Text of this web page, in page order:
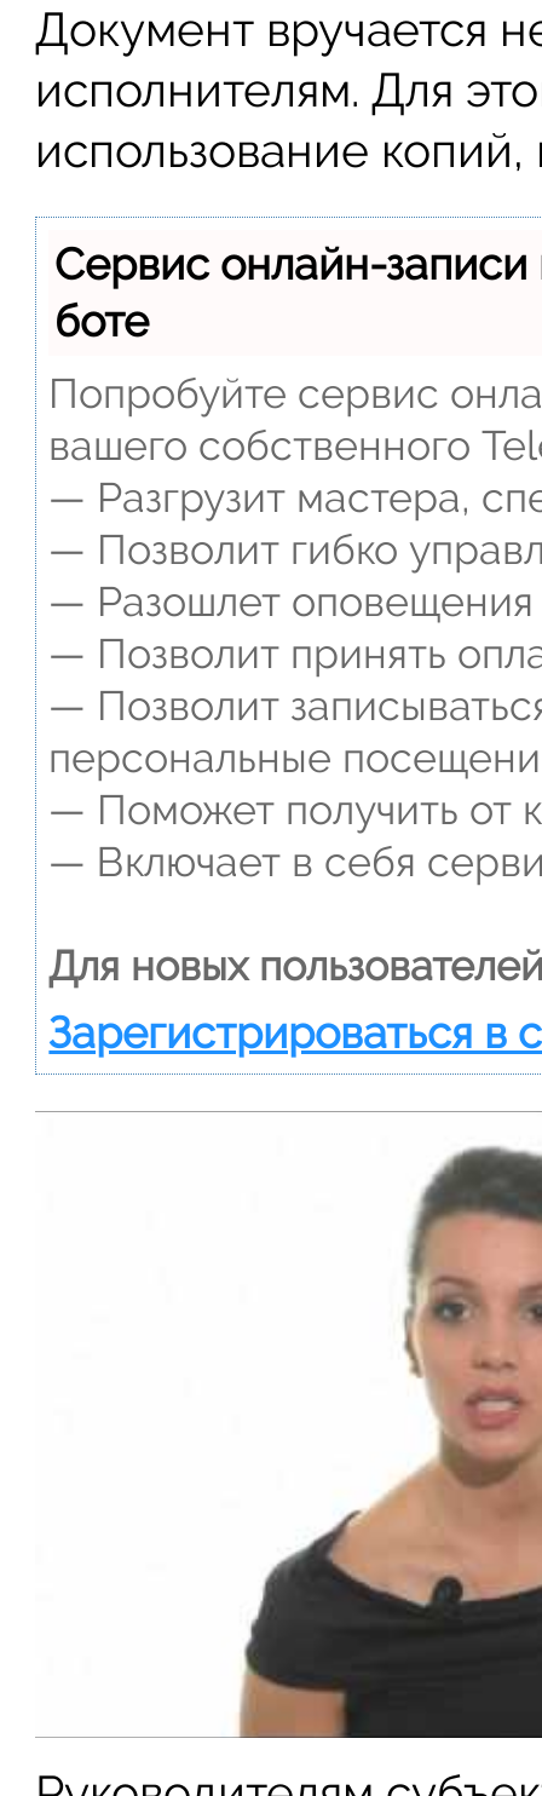
Документ вручается
исполнителям. Для
использование копий,
Сервис онлайн-
боте
Попробуйте сервис
вашего собственного
— Разгрузит мастера,
— Позволит гибко
— Разошлет оповещения
— Позволит принять
— Позволит
персональные
— Поможет получить от
— Включает в себя
Для новых
Зарегистрироваться в